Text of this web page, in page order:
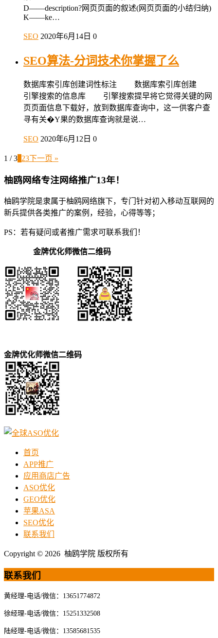
D――description?网页页面的叙述(网页页面的小结归纳)
K――ke…
SEO 2020年6月14日 0
SEO算法-分词技术你掌握了么
数据库索引库创建词性标注 数据库索引库创建
引擎搜索的信息库 引擎搜索提早将它觉得关键的网
页页面信息下载好，放到数据库查询中，这一供客户查
寻有关�Y果的数据库查询就是说…
SEO 2020年6月12日 0
1 / 3 23下一页 »
柚鸥网络专注网络推广13年！
柚鸥学院是隶属于柚鸥网络旗下，专门针对初入移动互联网的
新兵提供各类推广的案例，经验，心得等等；
PS：若有疑问或者推广需求可联系我们！
金牌优化师微信二维码
金牌优化师微信二维码
首页
APP推广
应用商店广告
ASO优化
GEO优化
苹果ASA
SEO优化
联系我们
Copyright © 2026 柚鸥学院 版权所有
联系我们
黄经理-电话/微信：13651774872
徐经理-电话/微信：15251332508
陆经理-电话/微信：13585681535